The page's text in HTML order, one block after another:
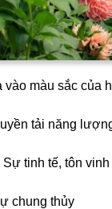
vào màu sắc của
tải năng
tinh tế, tôn vinh
chung thủy